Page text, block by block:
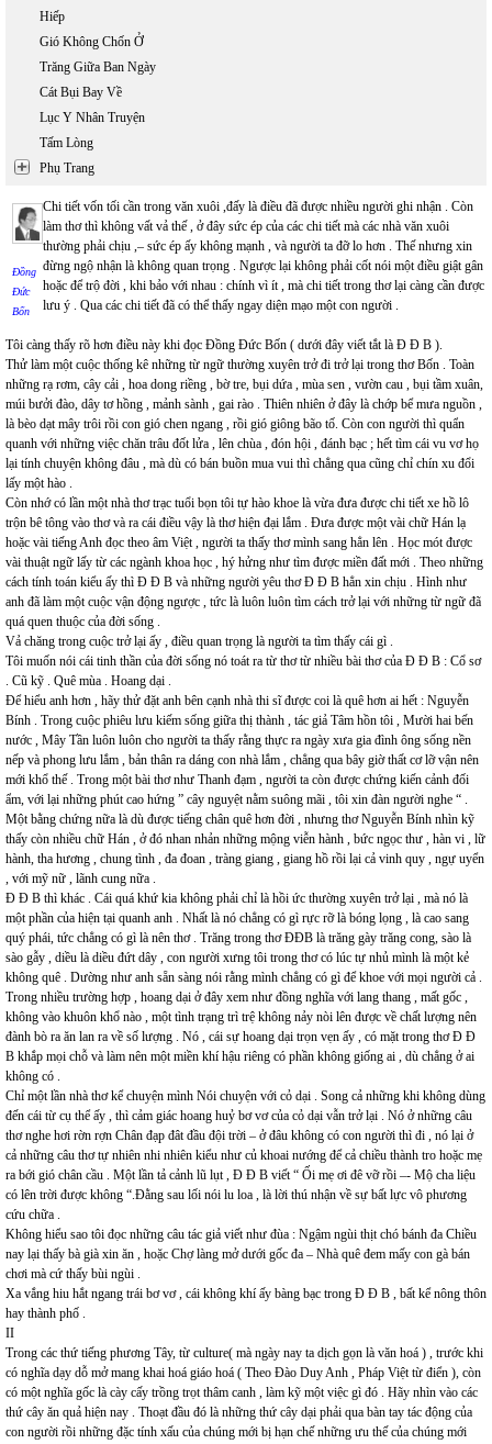
Hiếp
Gió Không Chốn Ở
Trăng Giữa Ban Ngày
Cát Bụi Bay Về
Lục Y Nhân Truyện
Tấm Lòng
Phụ Trang
Đồng
Đức
Bốn
Chi tiết vốn tối cần trong văn xuôi ,đấy là điều đã được nhiều người ghi nhận . Còn
làm thơ thì không vất vả thế , ở đây sức ép của các chi tiết mà các nhà văn xuôi
thường phải chịu ,– sức ép ấy không mạnh , và người ta đỡ lo hơn . Thế nhưng xin
đừng ngộ nhận là không quan trọng . Ngược lại không phải cốt nói một điều giật gân
hoặc để trộ đời , khi bảo với nhau : chính vì ít , mà chi tiết trong thơ lại càng cần được
lưu ý . Qua các chi tiết đã có thể thấy ngay diện mạo một con người .
Tôi càng thấy rõ hơn điều này khi đọc Đồng Đức Bốn ( dưới đây viết tắt là Đ Đ B ).
Thử làm một cuộc thống kê những từ ngữ thường xuyên trở đi trở lại trong thơ Bốn . Toàn
những rạ rơm, cây cải , hoa dong riềng , bờ tre, bụi dứa , mùa sen , vườn cau , bụi tầm xuân,
múi bưởi đào, dây tơ hồng , mảnh sành , gai rào . Thiên nhiên ở đây là chớp bể mưa nguồn ,
là bèo dạt mây trôi rồi con gió chen ngang , rồi gió giông bão tố. Còn con người thì quẩn
quanh với những việc chăn trâu đốt lửa , lên chùa , đón hội , đánh bạc ; hết tìm cái vu vơ họ
lại tính chuyện không đâu , mà dù có bán buồn mua vui thì chẳng qua cũng chỉ chín xu đổi
lấy một hào .
Còn nhớ có lần một nhà thơ trạc tuổi bọn tôi tự hào khoe là vừa đưa được chi tiết xe hồ lô
trộn bê tông vào thơ và ra cái điều vậy là thơ hiện đại lắm . Đưa được một vài chữ Hán lạ
hoặc vài tiếng Anh đọc theo âm Việt , người ta thấy thơ mình sang hẳn lên . Học mót được
vài thuật ngữ lấy từ các ngành khoa học , hý hửng như tìm được miền đất mới . Theo những
cách tính toán kiểu ấy thì Đ Đ B và những người yêu thơ Đ Đ B hẳn xin chịu . Hình như
anh đã làm một cuộc vận động ngược , tức là luôn luôn tìm cách trở lại với những từ ngữ đã
quá quen thuộc của đời sống .
Vả chăng trong cuộc trở lại ấy , điều quan trọng là người ta tìm thấy cái gì .
Tôi muốn nói cái tinh thần của đời sống nó toát ra từ thơ từ nhiều bài thơ của Đ Đ B : Cổ sơ
. Cũ kỹ . Quê mùa . Hoang dại .
Để hiểu anh hơn , hãy thử đặt anh bên cạnh nhà thi sĩ được coi là quê hơn ai hết : Nguyễn
Bính . Trong cuộc phiêu lưu kiếm sống giữa thị thành , tác giả Tâm hồn tôi , Mười hai bến
nước , Mây Tần luôn luôn cho người ta thấy rằng thực ra ngày xưa gia đình ông sống nền
nếp và phong lưu lắm , bản thân ra dáng con nhà lắm , chẳng qua bây giờ thất cơ lỡ vận nên
mới khổ thế . Trong một bài thơ như Thanh đạm , người ta còn được chứng kiến cảnh đối
ẩm, với lại những phút cao hứng ” cây nguyệt nằm suông mãi , tôi xin đàn người nghe “ .
Một bằng chứng nữa là dù được tiếng chân quê hơn đời , nhưng thơ Nguyễn Bính nhìn kỹ
thấy còn nhiều chữ Hán , ở đó nhan nhản những mộng viễn hành , bức ngọc thư , hàn vi , lữ
hành, tha hương , chung tình , đa đoan , tràng giang , giang hồ rồi lại cả vinh quy , ngự uyển
, với mỹ nữ , lãnh cung nữa .
Đ Đ B thì khác . Cái quá khứ kia không phải chỉ là hồi ức thường xuyên trở lại , mà nó là
một phần của hiện tại quanh anh . Nhất là nó chẳng có gì rực rỡ là bóng lọng , là cao sang
quý phái, tức chẳng có gì là nên thơ . Trăng trong thơ ĐĐB là trăng gày trăng cong, sào là
sào gẫy , diều là diều đứt dây , con người xưng tôi trong thơ có lúc tự nhủ mình là một kẻ
không quê . Dường như anh sẵn sàng nói rằng mình chẳng có gì để khoe với mọi người cả .
Trong nhiều trường hợp , hoang dại ở đây xem như đồng nghĩa với lang thang , mất gốc ,
không vào khuôn khổ nào , một tình trạng trì trệ không nảy nòi lên được về chất lượng nên
đành bò ra ăn lan ra về số lượng . Nó , cái sự hoang dại trọn vẹn ấy , có mặt trong thơ Đ Đ
B khắp mọi chỗ và làm nên một miền khí hậu riêng có phần không giống ai , dù chẳng ở ai
không có .
Chỉ một lần nhà thơ kể chuyện mình Nói chuyện với cỏ dại . Song cả những khi không dùng
đến cái từ cụ thể ấy , thì cảm giác hoang huỷ bơ vơ của cỏ dại vẫn trở lại . Nó ở những câu
thơ nghe hơi rờn rợn Chân đạp đât đầu đội trời – ở đâu không có con người thì đi , nó lại ở
cả những câu thơ tự nhiên nhi nhiên kiểu như củ khoai nướng để cả chiều thành tro hoặc mẹ
ra bới gió chân cầu . Một lần tả cảnh lũ lụt , Đ Đ B viết “ Ối mẹ ơi đê vỡ rồi –- Mộ cha liệu
có lên trời được không “.Đằng sau lối nói lu loa , là lời thú nhận về sự bất lực vô phương
cứu chữa .
Không hiểu sao tôi đọc những câu tác giả viết như đùa : Ngậm ngùi thịt chó bánh đa Chiều
nay lại thấy bà già xin ăn , hoặc Chợ làng mở dưới gốc đa – Nhà quê đem mấy con gà bán
chơi mà cứ thấy bùi ngùi .
Xa vắng hiu hắt ngang trái bơ vơ , cái không khí ấy bàng bạc trong Đ Đ B , bất kể nông thôn
hay thành phố .
II
Trong các thứ tiếng phương Tây, từ culture( mà ngày nay ta dịch gọn là văn hoá ) , trước khi
có nghĩa dạy dỗ mở mang khai hoá giáo hoá ( Theo Đào Duy Anh , Pháp Việt từ điển ), còn
có một nghĩa gốc là cày cấy trồng trọt thâm canh , làm kỹ một việc gì đó . Hãy nhìn vào các
thứ cây ăn quả hiện nay . Thoạt đầu đó là những thứ cây dại phải qua bàn tay tác động của
con người rồi những đặc tính xấu của chúng mới bị hạn chế những ưu thế của chúng mới